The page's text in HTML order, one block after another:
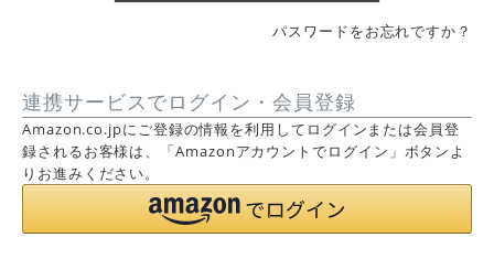
パスワードをお忘れですか？
連携サービスでログイン・会員登録
Amazon.co.jpにご登録の情報を利用してログインまたは会員登
録されるお客様は、「Amazonアカウントでログイン」ボタンよ
りお進みください。